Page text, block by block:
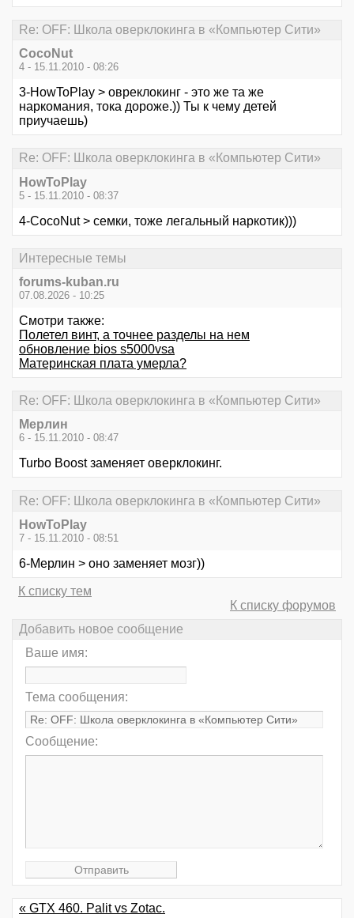
Re: OFF: Школа оверклокинга в «Компьютер Сити»
CocoNut
4 - 15.11.2010 - 08:26
3-HowToPlay > овреклокинг - это же та же
наркомания, тока дороже.)) Ты к чему детей
приучаешь)
Re: OFF: Школа оверклокинга в «Компьютер Сити»
HowToPlay
5 - 15.11.2010 - 08:37
4-CocoNut > семки, тоже легальный наркотик)))
Интересные темы
forums-kuban.ru
07.08.2026 - 10:25
Смотри также:
Полетел винт, а точнее разделы на нем
обновление bios s5000vsa
Материнская плата умерла?
Re: OFF: Школа оверклокинга в «Компьютер Сити»
Мерлин
6 - 15.11.2010 - 08:47
Turbo Boost заменяет оверклокинг.
Re: OFF: Школа оверклокинга в «Компьютер Сити»
HowToPlay
7 - 15.11.2010 - 08:51
6-Мерлин > оно заменяет мозг))
К списку тем
К списку форумов
Добавить новое сообщение
Ваше имя:
Тема сообщения:
Сообщение:
« GTX 460. Palit vs Zotac.